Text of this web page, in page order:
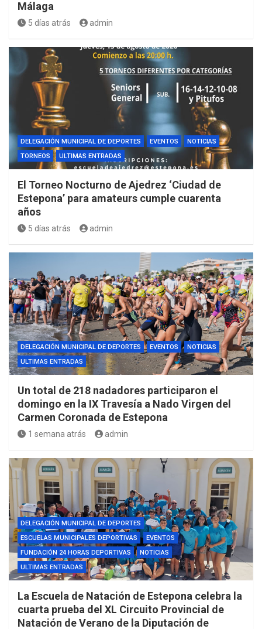
Málaga
5 días atrás admin
DELEGACIÓN MUNICIPAL DE DEPORTES EVENTOS
NOTICIAS
TORNEOS
ULTIMAS ENTRADAS
El Torneo Nocturno de Ajedrez ‘Ciudad de
Estepona’ para amateurs cumple cuarenta
años
5 días atrás admin
DELEGACIÓN MUNICIPAL DE DEPORTES EVENTOS
NOTICIAS
ULTIMAS ENTRADAS
Un total de 218 nadadores participaron el
domingo en la IX Travesía a Nado Virgen del
Carmen Coronada de Estepona
1 semana atrás admin
DELEGACIÓN MUNICIPAL DE DEPORTES
ESCUELAS MUNICIPALES DEPORTIVAS
EVENTOS
FUNDACIÓN 24 HORAS DEPORTIVAS
NOTICIAS
ULTIMAS ENTRADAS
La Escuela de Natación de Estepona celebra la
cuarta prueba del XL Circuito Provincial de
Natación de Verano de la Diputación de